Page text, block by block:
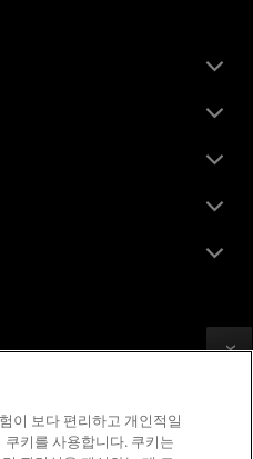
표
투명성
이 보다 편리하고 개인적일
키를 사용합니다. 쿠키는